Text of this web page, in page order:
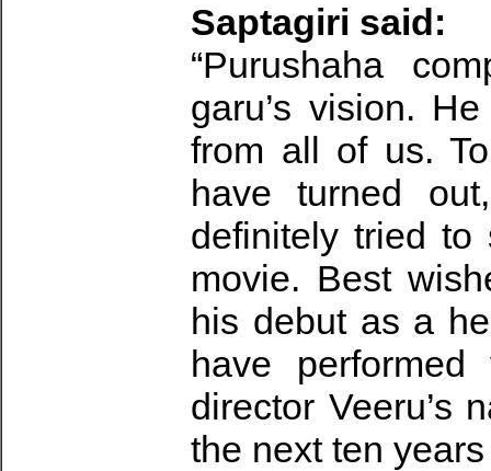
Saptagiri said:
“Purushaha
garu’s vision.
from all of us.
have turned
definitely tried to
movie. Best
his debut as a
have
director Veeru’s
the next ten